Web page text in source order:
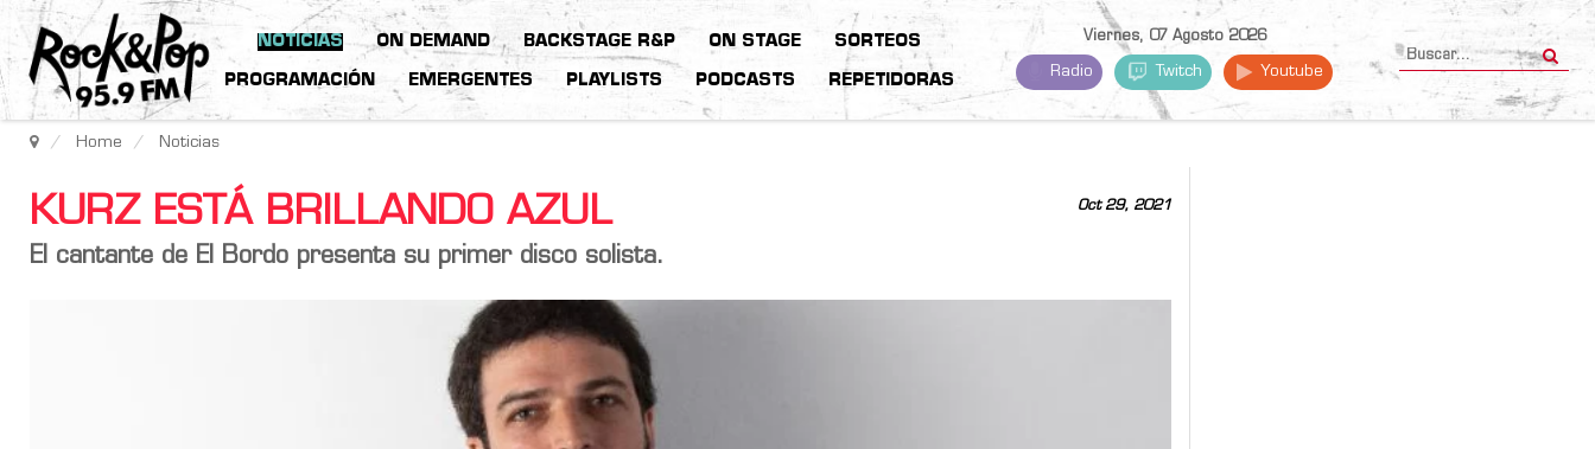
NOTICIAS ON DEMAND BACKSTAGE R&P ON STAGE SORTEOS
PROGRAMACIÓN EMERGENTES PLAYLISTS PODCASTS REPETIDORAS
Viernes, 07 Agosto 2026
Radio Twitch Youtube
Home Noticias
Oct 29, 2021
KURZ ESTÁ BRILLANDO AZUL
El cantante de El Bordo presenta su primer disco solista.